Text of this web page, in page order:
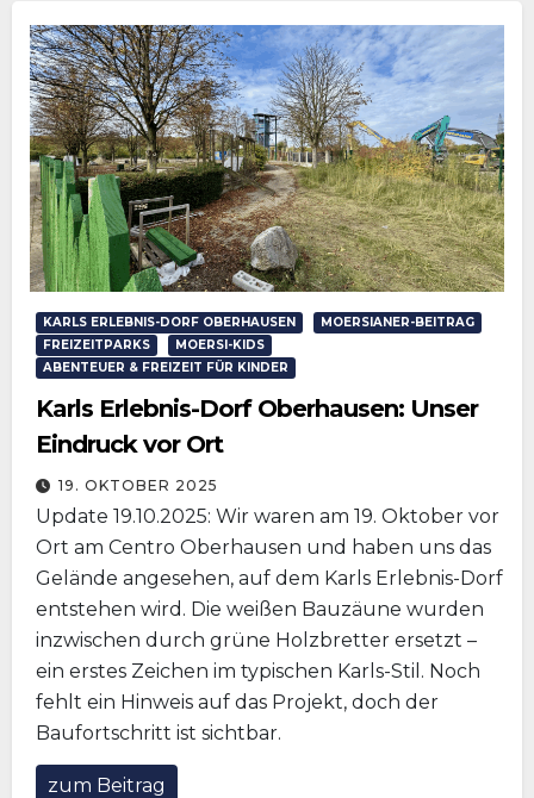
KARLS ERLEBNIS-DORF OBERHAUSEN
MOERSIANER-BEITRAG
FREIZEITPARKS
MOERSI-KIDS
ABENTEUER & FREIZEIT FÜR KINDER
Karls Erlebnis-Dorf Oberhausen: Unser
Eindruck vor Ort
19. OKTOBER 2025
Update 19.10.2025: Wir waren am 19. Oktober vor
Ort am Centro Oberhausen und haben uns das
Gelände angesehen, auf dem Karls Erlebnis-Dorf
entstehen wird. Die weißen Bauzäune wurden
inzwischen durch grüne Holzbretter ersetzt –
ein erstes Zeichen im typischen Karls-Stil. Noch
fehlt ein Hinweis auf das Projekt, doch der
Baufortschritt ist sichtbar.
zum Beitrag